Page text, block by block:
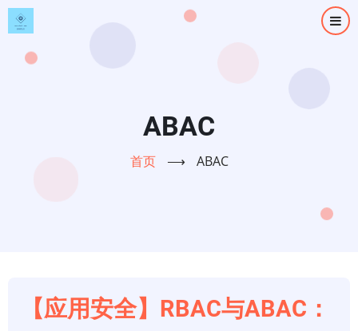
跳
转
ABAC
首页 ⟶ ABAC
【应用安全】RBAC与ABAC：